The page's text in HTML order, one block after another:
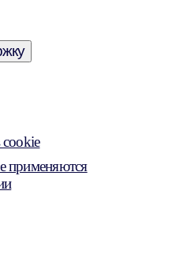
cookie
применяются